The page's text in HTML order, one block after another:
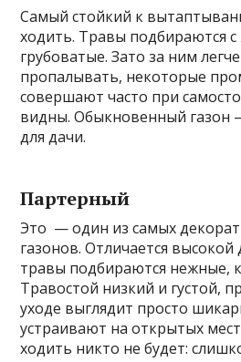
Самый стойкий к
ходить. Травы подбираются с
грубоватые. Зато за ним
пропалывать, некоторые
совершают часто при
видны. Обыкновенный газон
для дачи.
Партерный
Это — один из самых
газонов. Отличается
травы подбираются нежные,
Травостой низкий и густой,
уходе выглядит просто
устраивают на открытых
ходить никто не будет: